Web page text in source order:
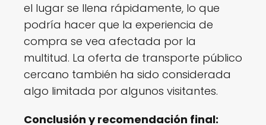
el lugar se llena rápidamente, lo que
podría hacer que la experiencia de
compra se vea afectada por la
multitud. La oferta de transporte público
cercano también ha sido considerada
algo limitada por algunos visitantes.
Conclusión y recomendación final: